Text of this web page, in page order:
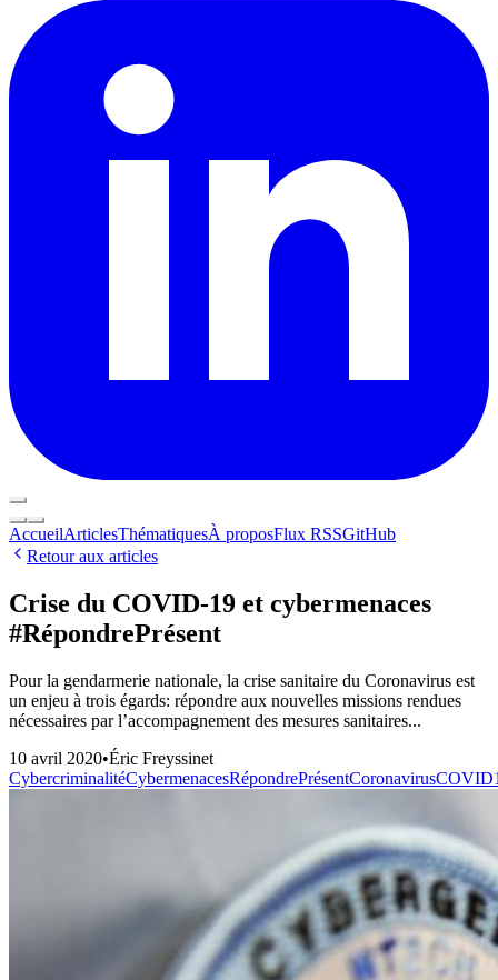
AccueilArticlesThématiquesÀ proposFlux RSSGitHub
Retour aux articles
Crise du COVID-19 et cybermenaces
#RépondrePrésent
Pour la gendarmerie nationale, la crise sanitaire du Coronavirus est
un enjeu à trois égards: répondre aux nouvelles missions rendues
nécessaires par l’accompagnement des mesures sanitaires...
10 avril 2020•Éric Freyssinet
CybercriminalitéCybermenacesRépondrePrésentCoronavirus